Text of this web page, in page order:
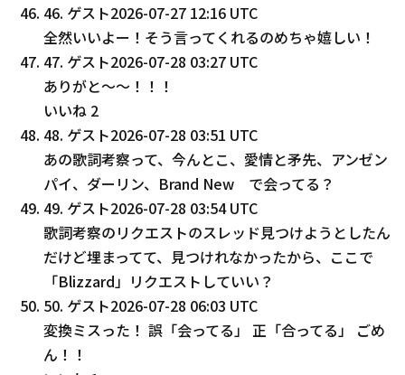
46. ゲスト2026-07-27 12:16 UTC
全然いいよー！そう言ってくれるのめちゃ嬉しい！
47. ゲスト2026-07-28 03:27 UTC
ありがと～～！！！
いいね 2
48. ゲスト2026-07-28 03:51 UTC
あの歌詞考察って、今んとこ、愛情と矛先、アンゼン
パイ、ダーリン、Brand New で会ってる？
49. ゲスト2026-07-28 03:54 UTC
歌詞考察のリクエストのスレッド見つけようとしたん
だけど埋まってて、見つけれなかったから、ここで
「Blizzard」リクエストしていい？
50. ゲスト2026-07-28 06:03 UTC
変換ミスった！ 誤「会ってる」 正「合ってる」 ごめ
ん！！